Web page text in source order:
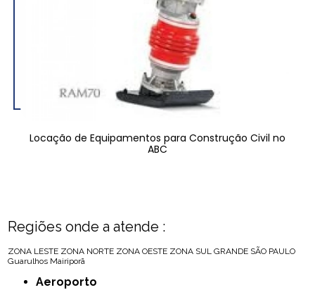
Locação de Equipamentos para Construção Civil no
ABC
Regiões onde a atende :
ZONA LESTE ZONA NORTE ZONA OESTE ZONA SUL GRANDE SÃO PAULO
Guarulhos Mairiporã
Aeroporto